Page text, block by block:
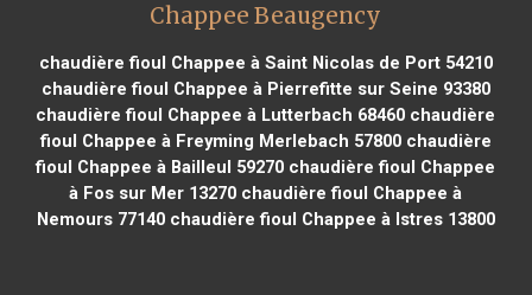
Chappee Beaugency
chaudière fioul Chappee à Saint Nicolas de Port 54210
chaudière fioul Chappee à Pierrefitte sur Seine 93380
chaudière fioul Chappee à Lutterbach 68460 chaudière
fioul Chappee à Freyming Merlebach 57800chaudière
fioul Chappee à Bailleul 59270 chaudière fioul Chappee
à Fos sur Mer 13270 chaudière fioul Chappee à
Nemours 77140chaudière fioul Chappee à Istres 13800